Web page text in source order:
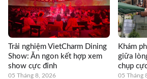
Trải nghiệm VietCharm Dining
Show: Ăn ngon kết hợp xem
show cực đỉnh
05 Tháng 8, 2026
Khám
giữa
chụp
05 Tháng